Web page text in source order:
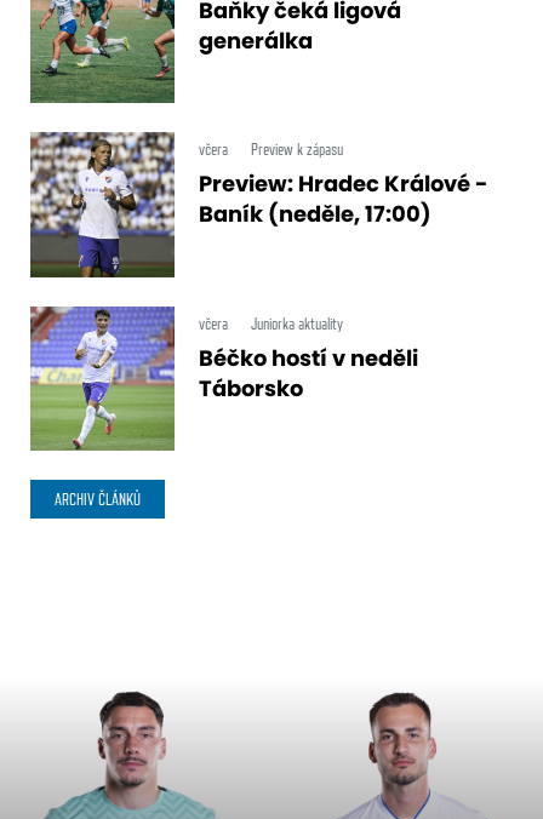
Baňky čeká ligová
generálka
včera Preview k zápasu
Preview: Hradec Králové -
Baník (neděle, 17:00)
včera Juniorka aktuality
Béčko hostí v neděli
Táborsko
ARCHIV ČLÁNKŮ